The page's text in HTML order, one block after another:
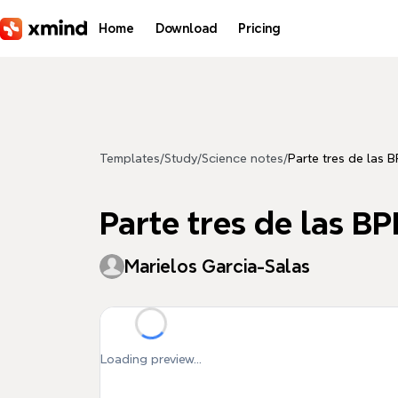
Home Download Pricing
Templates/Study/Science notes/Parte tres de las
Parte tres de las
Marielos Garcia-Salas
Loading preview...